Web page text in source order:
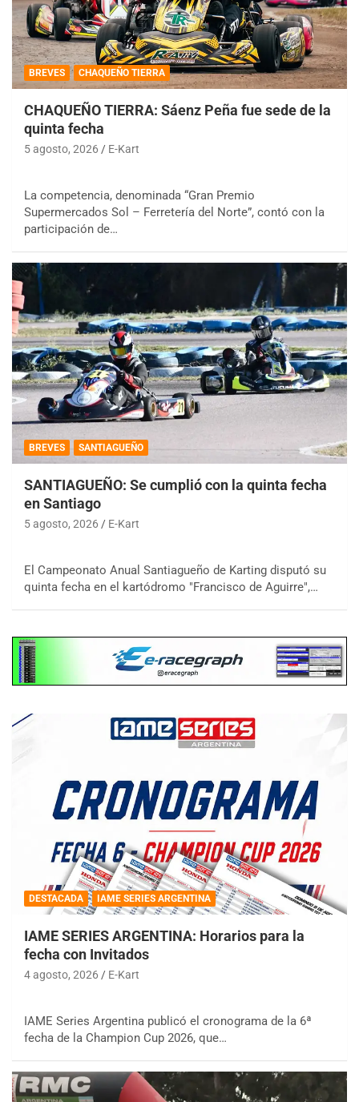
BREVES CHAQUEÑO TIERRA
CHAQUEÑO TIERRA: Sáenz Peña fue sede de la
quinta fecha
5 agosto, 2026 E-Kart
La competencia, denominada “Gran Premio
Supermercados Sol – Ferretería del Norte”, contó con la
participación de…
BREVES SANTIAGUEÑO
SANTIAGUEÑO: Se cumplió con la quinta fecha
en Santiago
5 agosto, 2026 E-Kart
El Campeonato Anual Santiagueño de Karting disputó su
quinta fecha en el kartódromo "Francisco de Aguirre",…
DESTACADA IAME SERIES ARGENTINA
IAME SERIES ARGENTINA: Horarios para la
fecha con Invitados
4 agosto, 2026 E-Kart
IAME Series Argentina publicó el cronograma de la 6ª
fecha de la Champion Cup 2026, que…